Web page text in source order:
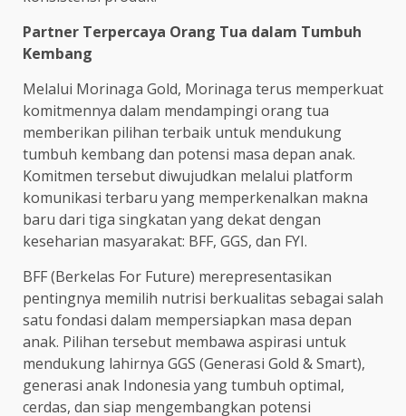
Partner Terpercaya Orang Tua dalam Tumbuh
Kembang
Melalui Morinaga Gold, Morinaga terus memperkuat
komitmennya dalam mendampingi orang tua
memberikan pilihan terbaik untuk mendukung
tumbuh kembang dan potensi masa depan anak.
Komitmen tersebut diwujudkan melalui platform
komunikasi terbaru yang memperkenalkan makna
baru dari tiga singkatan yang dekat dengan
keseharian masyarakat: BFF, GGS, dan FYI.
BFF (Berkelas For Future) merepresentasikan
pentingnya memilih nutrisi berkualitas sebagai salah
satu fondasi dalam mempersiapkan masa depan
anak. Pilihan tersebut membawa aspirasi untuk
mendukung lahirnya GGS (Generasi Gold & Smart),
generasi anak Indonesia yang tumbuh optimal,
cerdas, dan siap mengembangkan potensi